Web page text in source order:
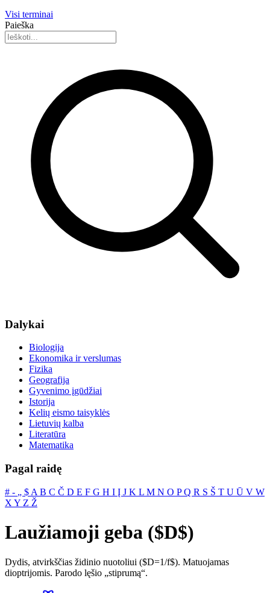
Visi terminai
Paieška
Dalykai
Biologija
Ekonomika ir verslumas
Fizika
Geografija
Gyvenimo įgūdžiai
Istorija
Kelių eismo taisyklės
Lietuvių kalba
Literatūra
Matematika
Pagal raidę
# ‐ „ $ A B C Č D E F G H I Į J K L M N O PQ R S Š T U Ū V W
X Y Z Ž
Laužiamoji geba ($D$)
Dydis, atvirkščias židinio nuotoliui ($D=1/f$). Matuojamas
dioptrijomis. Parodo lęšio „stiprumą“.